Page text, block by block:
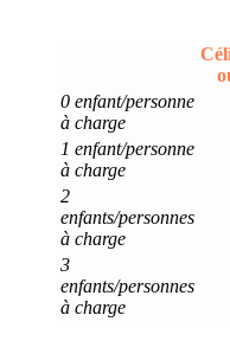
0 enfant/personne
à charge
1 enfant/personne
à charge
2
enfants/personnes
à charge
3
enfants/personnes
à charge